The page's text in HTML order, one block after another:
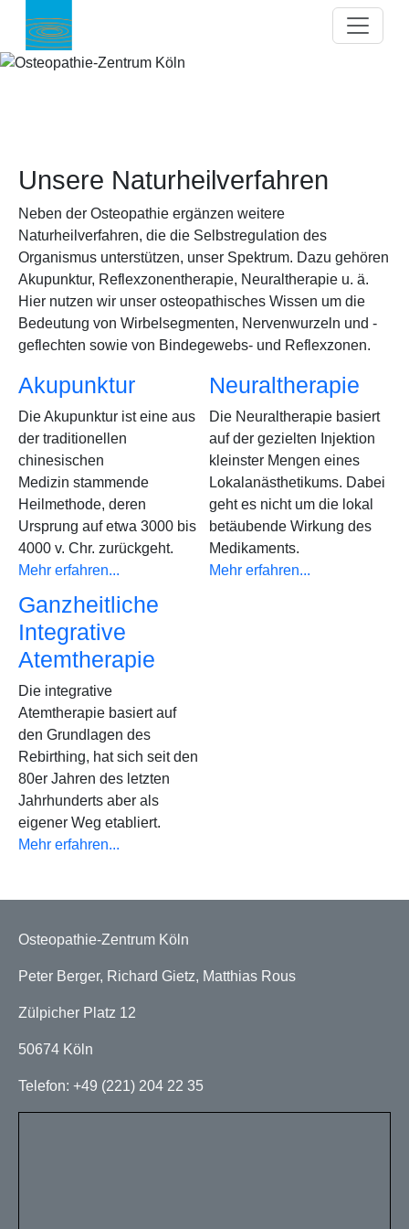
Unsere Naturheilverfahren
Neben der Osteopathie ergänzen weitere
Naturheilverfahren, die die Selbstregulation des
Organismus unterstützen, unser Spektrum. Dazu gehören
Akupunktur, Reflexzonentherapie, Neuraltherapie u. ä.
Hier nutzen wir unser osteopathisches Wissen um die
Bedeutung von Wirbelsegmenten, Nervenwurzeln und -
geflechten sowie von Bindegewebs- und Reflexzonen.
Akupunktur
Die Akupunktur ist eine aus
der traditionellen
chinesischen
Medizin stammende
Heilmethode, deren
Ursprung auf etwa 3000 bis
4000 v. Chr. zurückgeht.
Mehr erfahren...
Neuraltherapie
Die Neuraltherapie basiert
auf der gezielten Injektion
kleinster Mengen eines
Lokalanästhetikums. Dabei
geht es nicht um die lokal
betäubende Wirkung des
Medikaments.
Mehr erfahren...
Ganzheitliche
Integrative
Atemtherapie
Die integrative
Atemtherapie basiert auf
den Grundlagen des
Rebirthing, hat sich seit den
80er Jahren des letzten
Jahrhunderts aber als
eigener Weg etabliert.
Mehr erfahren...
Osteopathie-Zentrum Köln
Peter Berger, Richard Gietz, Matthias Rous
Zülpicher Platz 12
50674 Köln
Telefon: +49 (221) 204 22 35